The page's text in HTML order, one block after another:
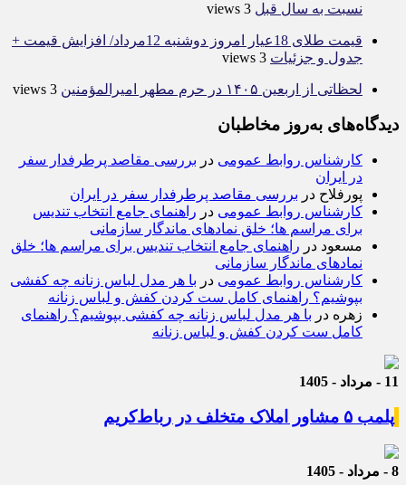
نسبت به سال قبل 3 views
قیمت طلای 18عیار امروز دوشنبه 12مرداد/ افزایش قیمت +
جدول و جزئیات 3 views
لحظاتی از اربعین ۱۴۰۵ در حرم مطهر امیرالمؤمنین 3 views
دیدگاه‌های به‌روز مخاطبان
کارشناس روابط عمومی در بررسی مقاصد پرطرفدار سفر
در ایران
پورفلاح در بررسی مقاصد پرطرفدار سفر در ایران
کارشناس روابط عمومی در راهنمای جامع انتخاب تندیس
برای مراسم ها؛ خلق نمادهای ماندگار سازمانی
مسعود در راهنمای جامع انتخاب تندیس برای مراسم ها؛ خلق
نمادهای ماندگار سازمانی
کارشناس روابط عمومی در با هر مدل لباس زنانه چه کفشی
بپوشیم؟ راهنمای کامل ست کردن کفش و لباس زنانه
زهره در با هر مدل لباس زنانه چه کفشی بپوشیم؟ راهنمای
کامل ست کردن کفش و لباس زنانه
11 - مرداد - 1405
پلمب ۵ مشاور املاک متخلف در رباط‌کریم
8 - مرداد - 1405